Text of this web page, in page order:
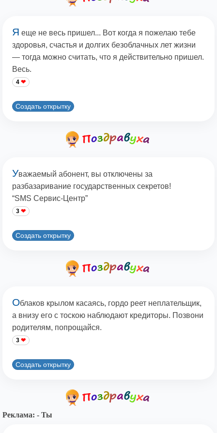
Я еще не весь пришел... Вот когда я пожелаю тебе
здоровья, счастья и долгих безоблачных лет жизни
— тогда можно считать, что я действительно пришел.
Весь.
4
Создать открытку
Уважаемый абонент, вы отключены за
разбазаривание государственных секретов!
“SMS Сервис-Центр”
3
Создать открытку
Облаков крылом касаясь, гордо реет неплательщик,
а внизу его с тоскою наблюдают кредиторы. Позвони
родителям, попрощайся.
3
Создать открытку
Реклама: - Ты